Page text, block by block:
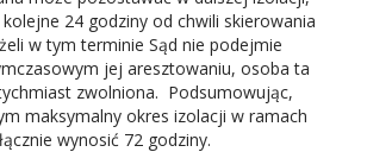
24 godziny od chwili skierowania
w tym terminie Sąd nie podejmie
jej aresztowaniu, osoba ta
zwolniona. Podsumowując,
maksymalny okres izolacji w ramach
wynosić 72 godziny.